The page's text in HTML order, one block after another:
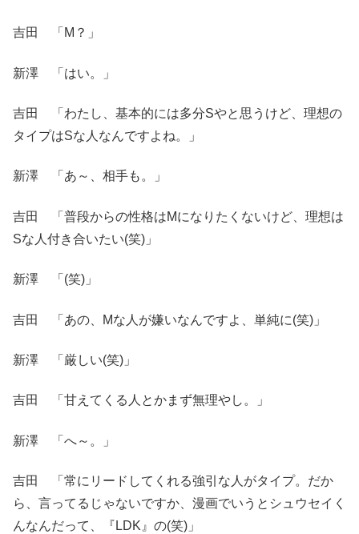
吉田 「M？」
新澤 「はい。」
吉田 「わたし、基本的には多分Sやと思うけど、理想の
タイプはSな人なんですよね。」
新澤 「あ～、相手も。」
吉田 「普段からの性格はMになりたくないけど、理想は
Sな人付き合いたい(笑)」
新澤 「(笑)」
吉田 「あの、Mな人が嫌いなんですよ、単純に(笑)」
新澤 「厳しい(笑)」
吉田 「甘えてくる人とかまず無理やし。」
新澤 「へ～。」
吉田 「常にリードしてくれる強引な人がタイプ。だか
ら、言ってるじゃないですか、漫画でいうとシュウセイく
んなんだって、『LDK』の(笑)」